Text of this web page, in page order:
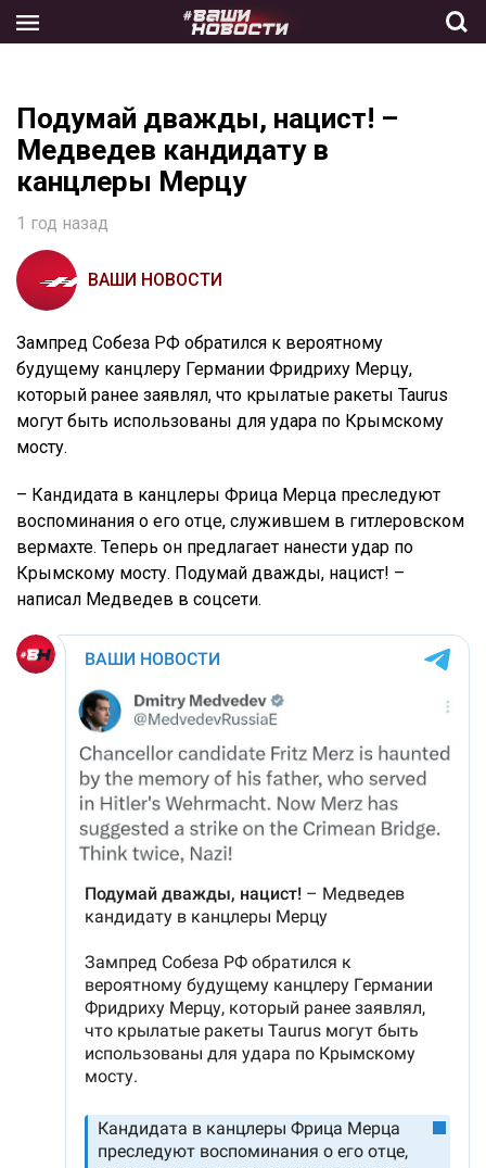
the
Подумай дважды, нацист! –
Медведев кандидату в
канцлеры Мерцу
1 год назад
ВАШИ НОВОСТИ
Зампред Собеза РФ обратился к вероятному
будущему канцлеру Германии Фридриху Мерцу,
который ранее заявлял, что крылатые ракеты Taurus
могут быть использованы для удара по Крымскому
мосту.
– Кандидата в канцлеры Фрица Мерца преследуют
воспоминания о его отце, служившем в гитлеровском
вермахте. Теперь он предлагает нанести удар по
Крымскому мосту. Подумай дважды, нацист! –
написал Медведев в соцсети.